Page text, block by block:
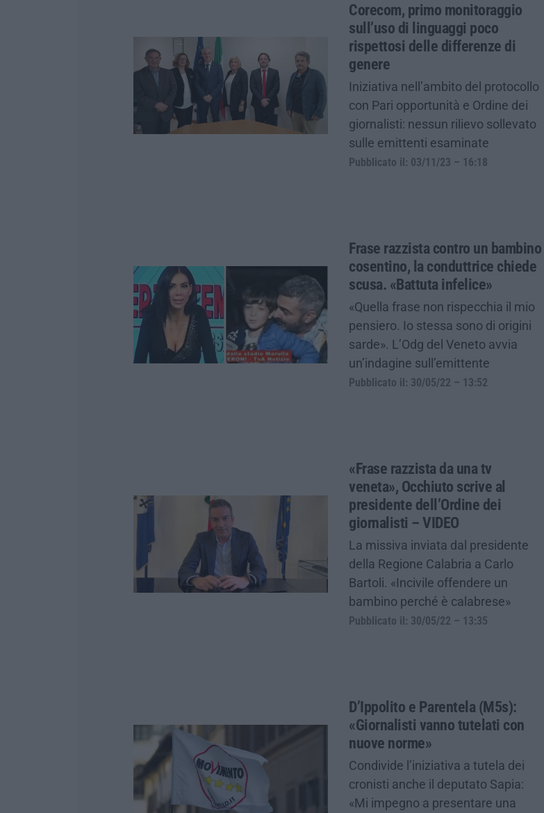
Corecom, primo monitoraggio
sull’uso di linguaggi poco
rispettosi delle differenze di
genere
Iniziativa nell’ambito del protocollo
con Pari opportunità e Ordine dei
giornalisti: nessun rilievo sollevato
sulle emittenti esaminate
Pubblicato il: 03/11/23 – 16:18
Frase razzista contro un bambino
cosentino, la conduttrice chiede
scusa. «Battuta infelice»
«Quella frase non rispecchia il mio
pensiero. Io stessa sono di origini
sarde». L’Odg del Veneto avvia
un’indagine sull’emittente
Pubblicato il: 30/05/22 – 13:52
«Frase razzista da una tv
veneta», Occhiuto scrive al
presidente dell’Ordine dei
giornalisti – VIDEO
La missiva inviata dal presidente
della Regione Calabria a Carlo
Bartoli. «Incivile offendere un
bambino perché è calabrese»
Pubblicato il: 30/05/22 – 13:35
D’Ippolito e Parentela (M5s):
«Giornalisti vanno tutelati con
nuove norme»
Condivide l’iniziativa a tutela dei
cronisti anche il deputato Sapia:
«Mi impegno a presentare una